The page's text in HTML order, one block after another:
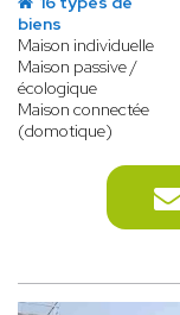
biens
Maison individuelle
Maison passive /
écologique
Maison connectée
(domotique)